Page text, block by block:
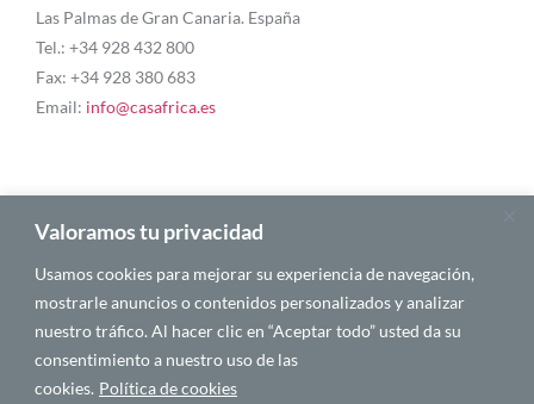
Valoramos tu privacidad
Usamos cookies para mejorar su experiencia de navegación,
mostrarle anuncios o contenidos personalizados y analizar
nuestro tráfico. Al hacer clic en “Aceptar todo” usted da su
consentimiento a nuestro uso de las
cookies. Política de cookies
Las Palmas de Gran Canaria. España
Tel.: +34 928 432 800
Fax: +34 928 380 683
Email: info@casafrica.es
Blog
About Us
Personalities
English